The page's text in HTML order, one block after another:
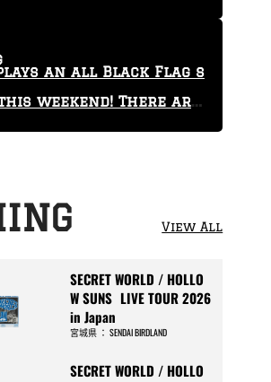
plays an all Black Flag s
weekend! There are
left!
View All
SECRET WORLD / HOLLO
W SUNS LIVE TOUR 2026
in Japan
宮城県： SENDAI BIRDLAND
SECRET WORLD / HOLLO